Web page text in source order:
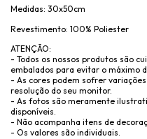
Medidas: 30x50cm
Revestimento: 100% Poliester
ATENÇÃO:
- Todos os nossos produtos são
embalados para evitar o máximo
- As cores podem sofrer
resolução do seu monitor.
- As fotos são meramente
disponíveis.
- Não acompanha itens de
- Os valores são individuais.